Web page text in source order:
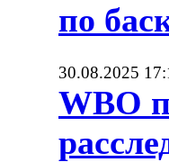
по
30.08.2025
WBO